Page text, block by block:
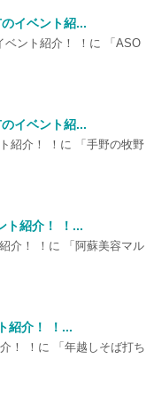
イベント紹...
ベント紹介！ ！に 「ASO
イベント紹...
紹介！ ！に 「手野の牧野
ト紹介！ ！...
介！ ！に 「阿蘇美容マル
紹介！ ！...
！ ！に 「年越しそば打ち